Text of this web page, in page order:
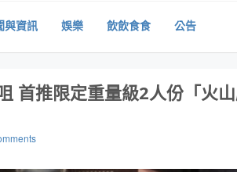
與資訊 娛樂 飲飲食食 公告
首推限定重量級2人份「火